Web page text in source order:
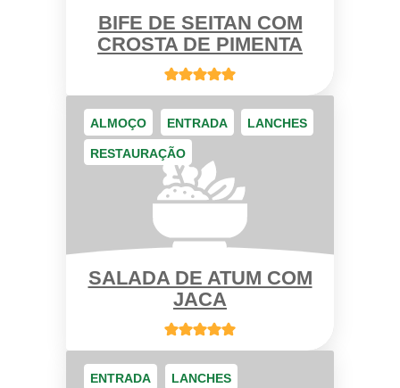
BIFE DE SEITAN COM
CROSTA DE PIMENTA
ALMOÇO ENTRADA LANCHES
RESTAURAÇÃO
SALADA DE ATUM COM
JACA
ENTRADA LANCHES